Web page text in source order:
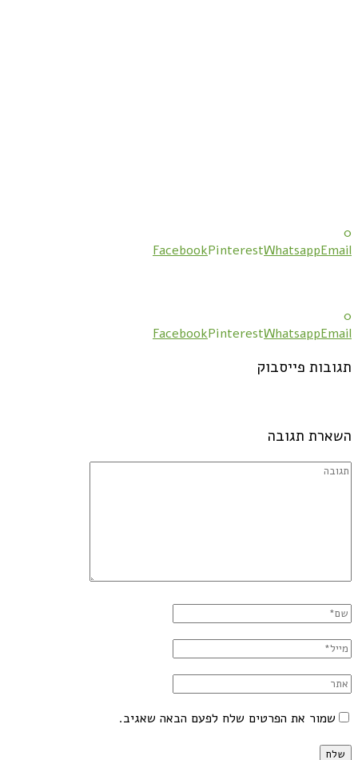
0
FacebookPinterestWhatsappEmail
0
FacebookPinterestWhatsappEmail
תגובות פייסבוק
השארת תגובה
שמור את הפרטים שלח לפעם הבאה שאגיב.